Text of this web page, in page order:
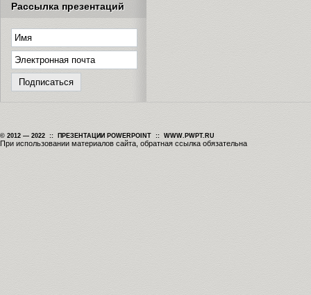
Рассылка презентаций
© 2012 — 2022 :: ПРЕЗЕНТАЦИИ POWERPOINT :: WWW.PWPT.RU
При использовании материалов сайта, обратная ссылка обязательна